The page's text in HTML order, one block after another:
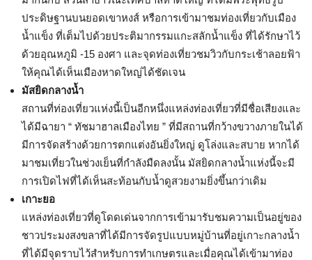
ประดิษฐานบนยอดเขาหงส์ หรือการเข้ามาชมท่องเที่ยวกับเมือง
น้ำแข็ง ที่เต็มไปด้วยประติมากรรมแกะสลักน้ำแข็ง ที่ได้รักษาไว้
ด้วยอุณหภูมิ -15 องศา และจุดท่องเที่ยวชมวิวกับกระเช้าลอยฟ้า
ให้คุณได้เห็นเมืองหาดใหญ่ได้ชัดเจน
มัสยิดกลางน้ำ
สถานที่ท่องเที่ยวแห่งนี้เป็นอีกหนึ่งแหล่งท่องเที่ยวที่มีชื่อเสียงและ
ได้มีฉายา “ ทัชมาฮาลเมืองไทย ” ที่มีสถานที่กว้างขวางภายในได้
มีการจัดสร้างด้วยการตกแต่งอันยิ่งใหญ่ ดูโล่งและสบาย หากได้
มาชมเที่ยวในช่วงเย็นที่กำลังมืดลงนั้น มัสยิดกลางน้ำแห่งนี้จะมี
การเปิดไฟที่ได้เห็นสะท้อนกับน้ำดูสวยงามยิ่งขึ้นกว่าเดิม
เกาะยอ
แหล่งท่องเที่ยวที่ดูโดดเด่นจากการเข้ามารับชมความเป็นอยู่ของ
ชาวประมงสงขลาที่ได้มีการจัดรูปแบบหมู่บ้านที่อยู่เกาะกลางน้ำ
ที่ได้มีจุดราบไว้สำหรับการทำเกษตรและเมื่อคุณได้เข้ามาท่อง